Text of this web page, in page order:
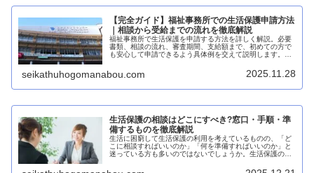
【完全ガイド】福祉事務所での生活保護申請方法
｜相談から受給までの流れを徹底解説
福祉事務所で生活保護を申請する方法を詳しく解説。必要
書類、相談の流れ、審査期間、支給額まで、初めての方で
も安心して申請できるよう具体例を交えて説明します。申
seikathuhogomanabou.com 2025.11.28
生活保護の相談はどこにすべき?窓口・手順・準
備するものを徹底解説
生活に困窮して生活保護の利用を考えているものの、「ど
こに相談すればいいのか」「何を準備すればいいのか」と
迷っている方も多いのではないでしょうか。生活保護の相